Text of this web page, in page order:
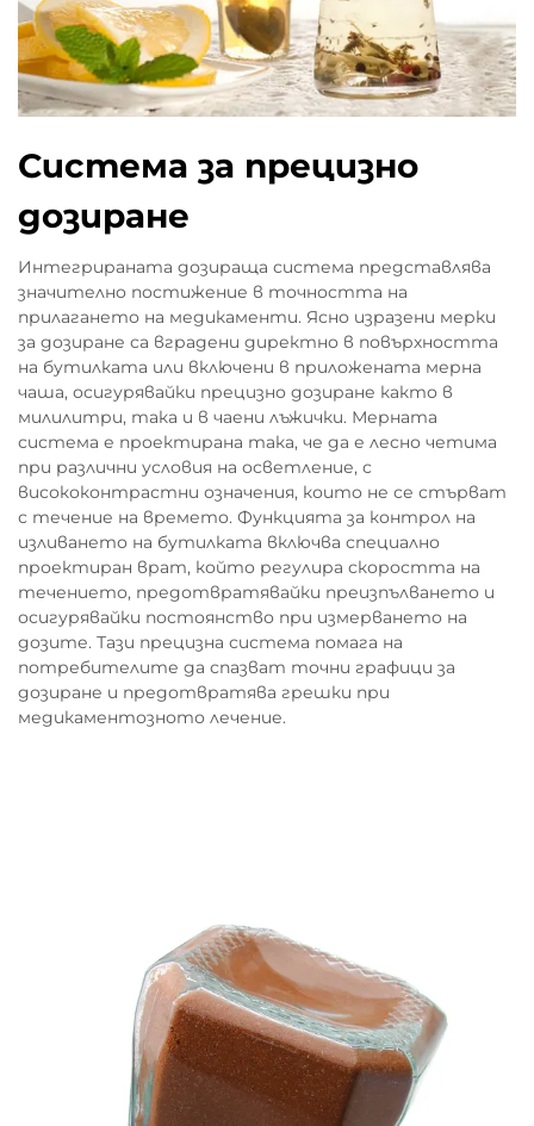
Система за прецизно
дозиране
Интегрираната дозираща система представлява
значително постижение в точността на
прилагането на медикаменти. Ясно изразени мерки
за дозиране са вградени директно в повърхността
на бутилката или включени в приложената мерна
чаша, осигурявайки прецизно дозиране както в
милилитри, така и в чаени лъжички. Мерната
система е проектирана така, че да е лесно четима
при различни условия на осветление, с
висококонтрастни означения, които не се стърват
с течение на времето. Функцията за контрол на
изливането на бутилката включва специално
проектиран врат, който регулира скоростта на
течението, предотвратявайки преизпълването и
осигурявайки постоянство при измерването на
дозите. Тази прецизна система помага на
потребителите да спазват точни графици за
дозиране и предотвратява грешки при
медикаментозното лечение.